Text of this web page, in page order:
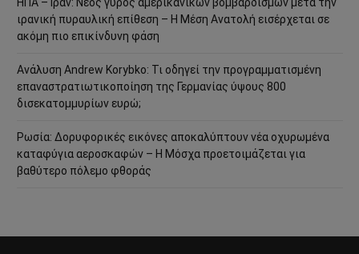
ιρανική πυραυλική επίθεση – Η Μέση Ανατολή εισέρχεται σε
ακόμη πιο επικίνδυνη φάση
Ανάλυση Andrew Korybko: Τι οδηγεί την προγραμματισμένη
επαναστρατιωτικοποίηση της Γερμανίας ύψους 800
δισεκατομμυρίων ευρώ;
Ρωσία: Δορυφορικές εικόνες αποκαλύπτουν νέα οχυρωμένα
καταφύγια αεροσκαφών – Η Μόσχα προετοιμάζεται για
βαθύτερο πόλεμο φθοράς